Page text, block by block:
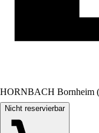
HORNBACH Bornheim
Nicht reservierbar